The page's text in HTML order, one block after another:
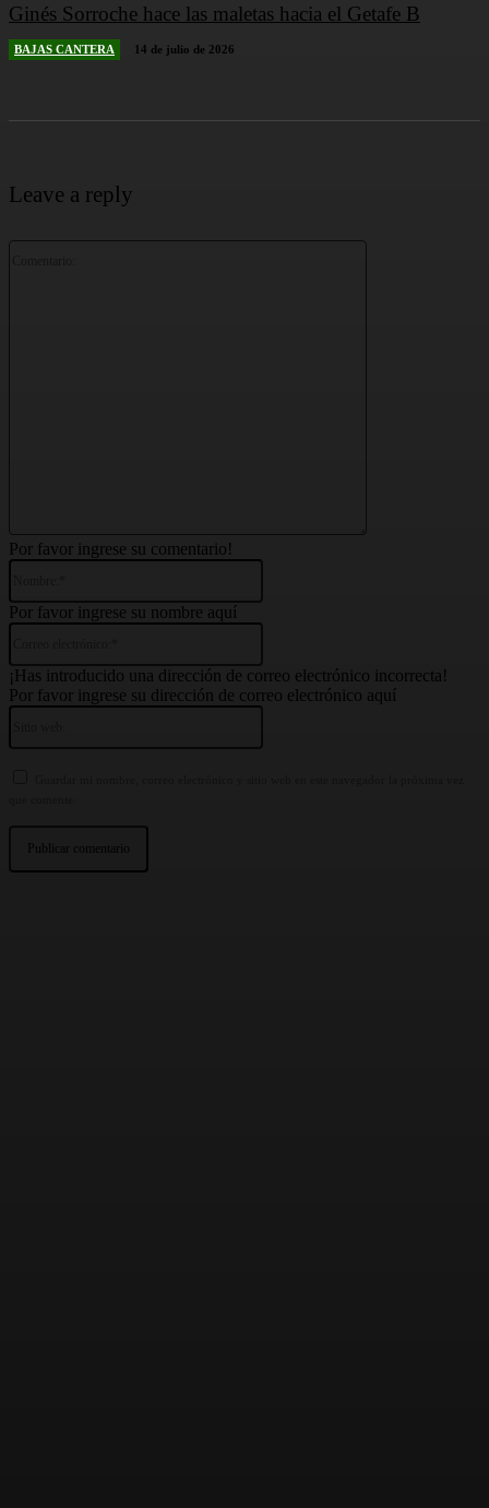
Ginés Sorroche hace las maletas hacia el Getafe B
BAJAS CANTERA 14 de julio de 2026
Leave a reply
Comentario:
Por favor ingrese su comentario!
Por favor ingrese su nombre aquí
¡Has introducido una dirección de correo electrónico incorrecta!
Por favor ingrese su dirección de correo electrónico aquí